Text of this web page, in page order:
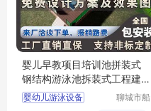
婴儿早教项目培训池拼装式
钢结构游泳池拆装式工程建
造水循环过滤
婴幼儿游泳设备
聊城市船